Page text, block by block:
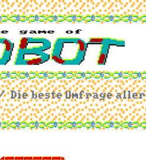
Die beste Umfrage